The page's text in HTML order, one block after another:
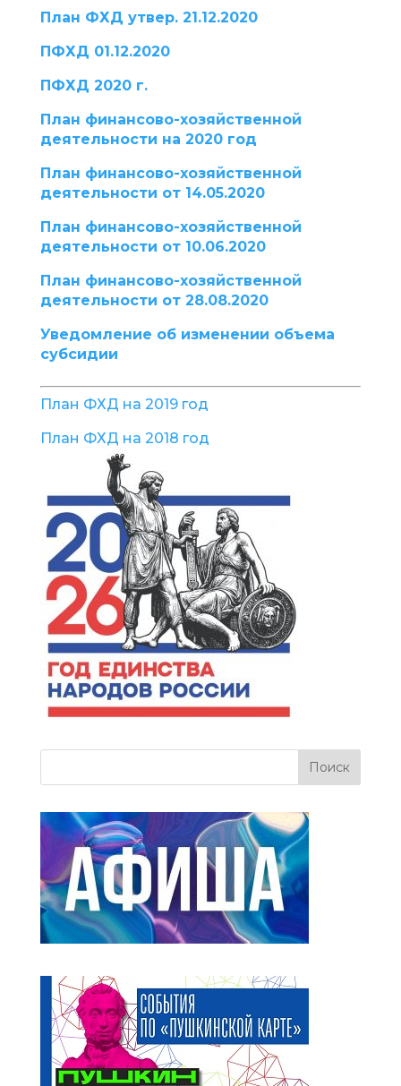
План ФХД утвер. 21.12.2020
ПФХД 01.12.2020
ПФХД 2020 г.
План финансово-хозяйственной
деятельности на 2020 год
План финансово-хозяйственной
деятельности от 14.05.2020
План финансово-хозяйственной
деятельности от 10.06.2020
План финансово-хозяйственной
деятельности от 28.08.2020
Уведомление об изменении объема
субсидии
План ФХД на 2019 год
План ФХД на 2018 год